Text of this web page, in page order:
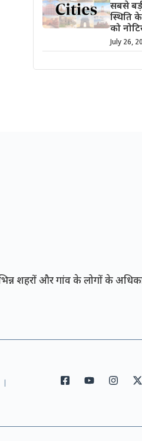
सबसे
स्थिति
को
July 26,
शहरों और गांव के लोगों के